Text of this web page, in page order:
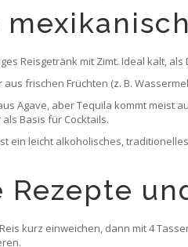
Reisgetränk mit Zimt. Ideal kalt,
aus frischen Früchten (z. B.
Agave, aber Tequila kommt meist
Basis für Cocktails.
ein leicht alkoholisches,
Rezepte
kurz einweichen, dann mit 4